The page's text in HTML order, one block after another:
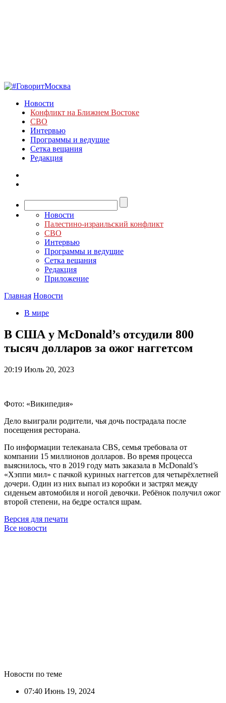
Новости
Конфликт на Ближнем Востоке
СВО
Интервью
Программы и ведущие
Сетка вещания
Редакция
Новости
Палестино-израильский конфликт
СВО
Интервью
Программы и ведущие
Сетка вещания
Редакция
Приложение
Главная Новости
В мире
В США у McDonald’s отсудили 800
тысяч долларов за ожог наггетсом
20:19 Июль 20, 2023
Фото: «Википедия»
Дело выиграли родители, чья дочь пострадала после
посещения ресторана.
По информации телеканала CBS, семья требовала от
компании 15 миллионов долларов. Во время процесса
выяснилось, что в 2019 году мать заказала в McDonald’s
«Хэппи мил» с пачкой куриных наггетсов для четырёхлетней
дочери. Один из них выпал из коробки и застрял между
сиденьем автомобиля и ногой девочки. Ребёнок получил ожог
второй степени, на бедре остался шрам.
Версия для печати
Все новости
Новости по теме
07:40 Июнь 19, 2024